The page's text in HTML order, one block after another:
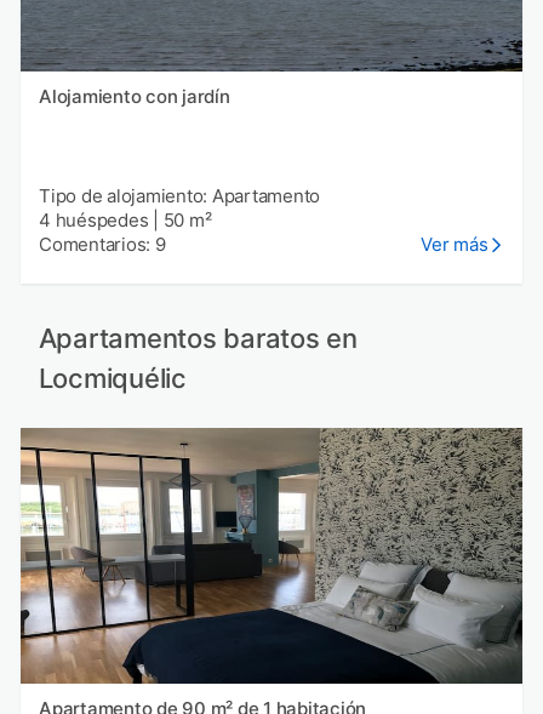
Alojamiento con jardín
Tipo de alojamiento: Apartamento
4 huéspedes
50 m²
Comentarios: 9
Ver más
Apartamentos baratos en
Locmiquélic
Apartamento de 90 m² de 1 habitación